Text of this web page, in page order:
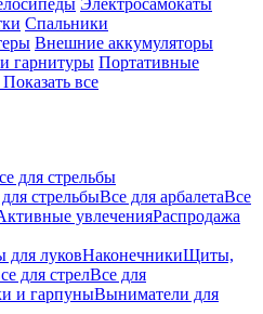
Электросамокаты
Спальники
Внешние аккумуляторы
гарнитуры Портативные
Показать все
для стрельбы
стрельбыВсе для арбалетаВсе
увлеченияРаспродажа
для луковНаконечникиЩиты,
для стрелВсе для
и гарпуныВыниматели для